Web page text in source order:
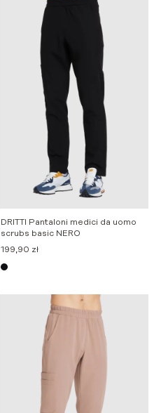
DRITTI Pantaloni medici da uomo
scrubs basic NERO
199,90 zł